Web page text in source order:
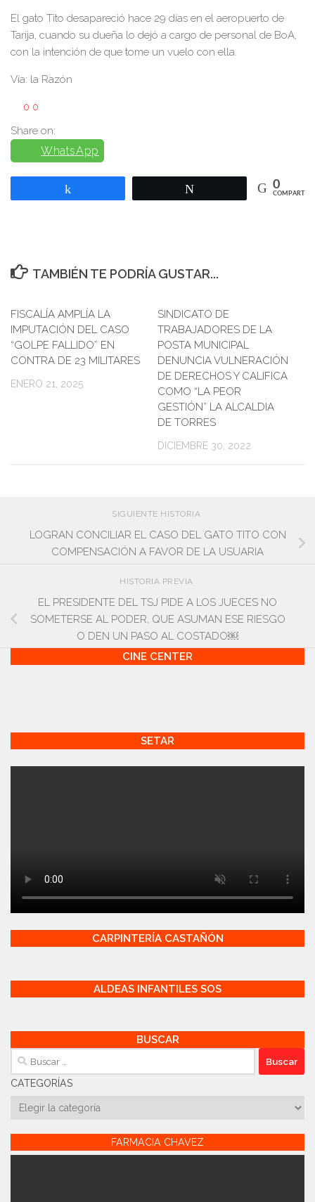
El gato Tito desapareció hace 29 días en el aeropuerto de
Tarija, cuando su dueña lo dejó a cargo de personal de BoA,
con la intención de que tome un vuelo con ella.
Vía: la Razón
0 0
Share on:
WhatsApp
0
COMPARTIR
TAMBIÉN TE PODRÍA GUSTAR...
FISCALÍA AMPLÍA LA
IMPUTACIÓN DEL CASO
“GOLPE FALLIDO” EN
CONTRA DE 23 MILITARES
ENERO 21, 2025
SINDICATO DE
TRABAJADORES DE LA
POSTA MUNICIPAL
DENUNCIA VULNERACIÓN
DE DERECHOS Y CALIFICA
COMO “LA PEOR
GESTIÓN” LA ALCALDIA
DE TORRES
DICIEMBRE 30, 2022
SIGUIENTE HISTORIA
LOGRAN CONCILIAR EL CASO DEL GATO TITO CON
COMPENSACIÓN A FAVOR DE LA USUARIA
HISTORIA PREVIA
EL PRESIDENTE DEL TSJ PIDE A LOS JUECES NO
SOMETERSE AL PODER, QUE ASUMAN ESE RIESGO
O DEN UN PASO AL COSTADO￼
CINE CENTER
SETAR
CARPINTERÍA CASTAÑÓN
ALDEAS INFANTILES SOS
BUSCAR
Buscar:
CATEGORÍAS
Categorías
FARMACIA CHAVEZ